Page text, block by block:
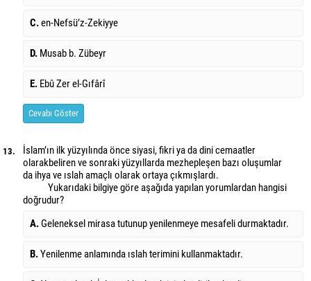
C.en-Nefsü’z-Zekiyye
D. Musab b. Zübeyr
E. Ebû Zer el-Gıfârî
Cevabı Göster
13.
İslam’ın ilk yüzyılında önce siyasi, fikri ya da dini cemaatler
olarakbeliren ve sonraki yüzyıllarda mezhepleşen bazı oluşumlar
da ihya ve ıslah amaçlı olarak ortaya çıkmışlardı.
Yukarıdaki bilgiye göre aşağıda yapılan yorumlardan hangisi
doğrudur?
A.Geleneksel mirasa tutunup yenilenmeye mesafeli durmaktadır.
B.Yenilenme anlamında ıslah terimini kullanmaktadır.